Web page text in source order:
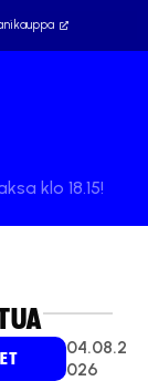
klo 18.15!
04.08.2
026